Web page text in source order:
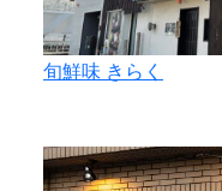
旬鮮味 きらく